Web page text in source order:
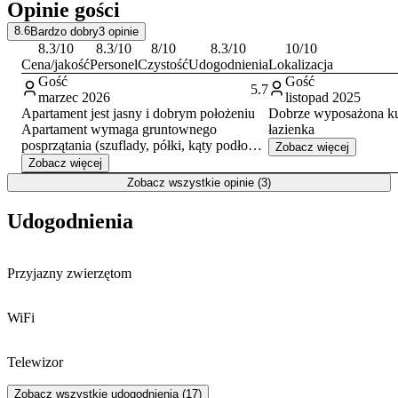
wydarzenia kulturalne.
Opinie gości
8.6Bardzo dobry3 opinie
8.3/10
Cena/jakość
8.3/10
Personel
8/10
Czystość
8.3/10
Udogodnienia
10/10
Lokalizacja
Gość
marzec 2026
5.7
Apartament jest jasny i dobrym położeniu
Apartament wymaga gruntownego
posprzątania (szuflady, półki, kąty podłogi i
za nogami mebli). Co najmniej fronty
szafek kuchennych i łazienkowych
wymagają wymiany. Łóżko nieco wąskie
możliwości przechowania bagażu w dniu
Zobacz więcej
Gość
listopad 2025
Dobrze wyposażona
łazienka
Zobacz więcej
Zobacz wszystkie opinie (3)
Udogodnienia
Przyjazny zwierzętom
WiFi
Telewizor
Zobacz wszystkie udogodnienia (17)